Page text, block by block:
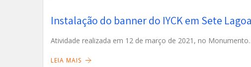
Instalação do banner do IYCK em Sete
Atividade realizada em 12 de março de 2021, no
LEIA MAIS